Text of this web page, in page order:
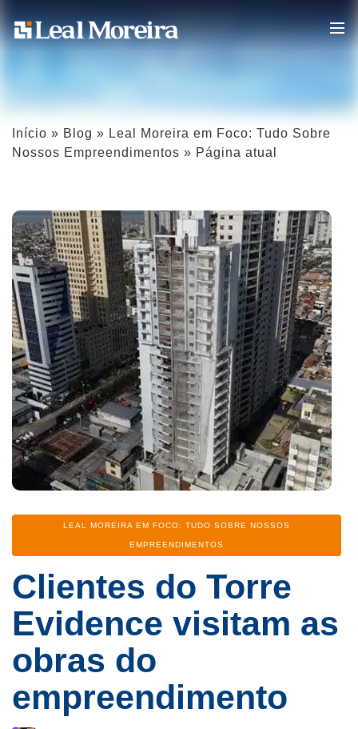
Início » Blog » Leal Moreira em Foco: Tudo Sobre
Nossos Empreendimentos » Página atual
CategoriaLEAL MOREIRA EM FOCO: TUDO SOBRE NOSSOS
EMPREENDIMENTOS
Clientes do Torre
Evidence visitam as
obras do
empreendimento